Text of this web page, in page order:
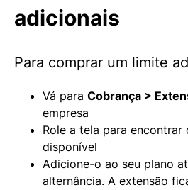
adicionais
Para comprar um limite
Vá para Cobrança >
empresa
Role a tela para
disponível
Adicione-o ao seu plano
alternância. A extensão